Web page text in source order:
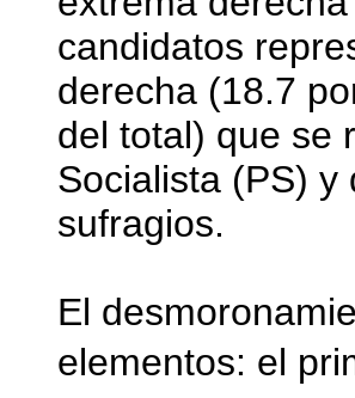
candidatos
derecha (18.7
del total) que se
Socialista (PS)
sufragios.
El
elementos: el